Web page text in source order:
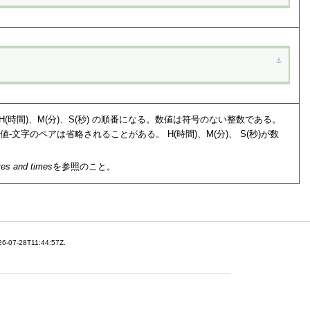
⚓︎
間)、M(分)、S(秒) の順番になる。数値は符号のない整数である。
-文字のペアは省略されることがある。 H(時間)、M(分)、 S(秒)が数
and timesを参照のこと。
07-28T11:44:57Z.